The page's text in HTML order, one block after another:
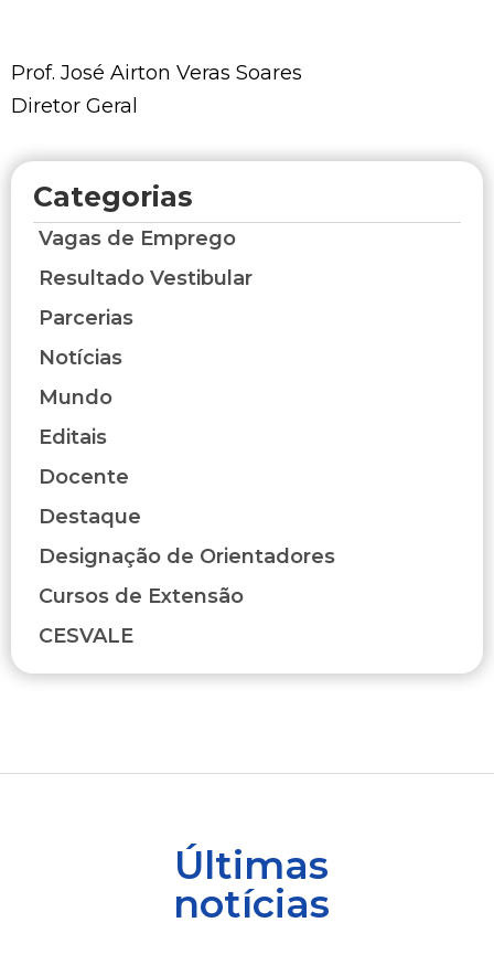
Prof. José Airton Veras Soares
Diretor Geral
Categorias
Vagas de Emprego
Resultado Vestibular
Parcerias
Notícias
Mundo
Editais
Docente
Destaque
Designação de Orientadores
Cursos de Extensão
CESVALE
Últimas
notícias